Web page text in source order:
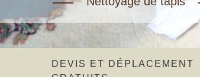
DEVIS ET DÉPLACEMENT